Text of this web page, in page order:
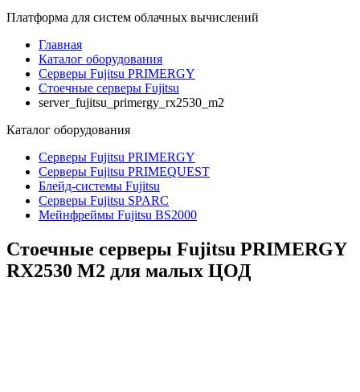
Платформа для систем облачных вычислений
Главная
Каталог оборудования
Серверы Fujitsu PRIMERGY
Стоечные серверы Fujitsu
server_fujitsu_primergy_rx2530_m2
Каталог оборудования
Серверы Fujitsu PRIMERGY
Серверы Fujitsu PRIMEQUEST
Блейд-системы Fujitsu
Серверы Fujitsu SPARC
Мейнфреймы Fujitsu BS2000
Стоечные серверы Fujitsu PRIMERGY
RX2530 M2 для малых ЦОД